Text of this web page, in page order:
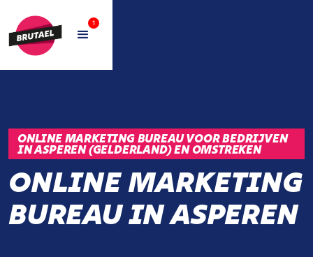
1
ONLINE MARKETING BUREAU VOOR BEDRIJVEN
IN ASPEREN (GELDERLAND) EN OMSTREKEN
ONLINE MARKETING
BUREAU IN ASPEREN